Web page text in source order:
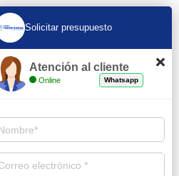
Solicitar presupuesto
Atención al cliente
Online Whatsapp